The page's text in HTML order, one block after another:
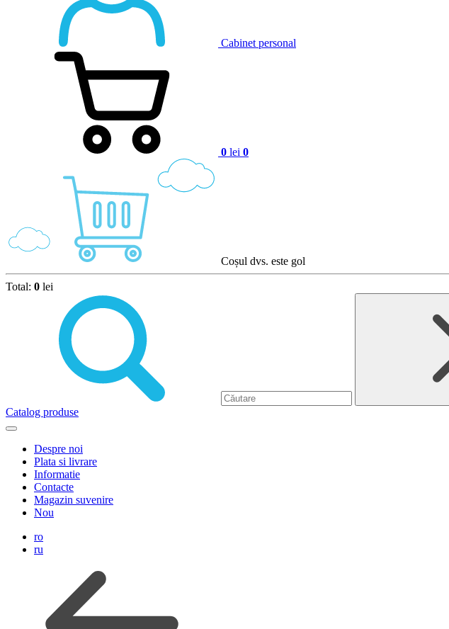
Cabinet personal
0 lei 0
Coșul dvs. este gol
Total: 0 lei
Catalog produse
Despre noi
Plata si livrare
Informatie
Contacte
Magazin suvenire
Nou
ro
ru